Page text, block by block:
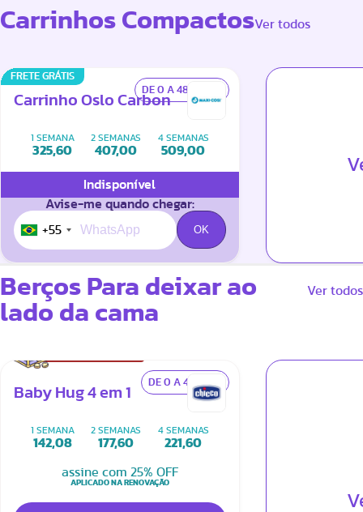
Carrinhos CompactosVer todos
FRETE GRÁTIS
DE 0 A 48 MESES
Carrinho Oslo Carbon
1 SEMANA
325,60
2 SEMANAS
407,00
4 SEMANAS
509,00
Indisponível
Avise-me quando chegar:
+55
Berços Para deixar ao
lado da cama
Ver todos
DE 0 A 4 MESES
Baby Hug 4 em 1
1 SEMANA
142,08
2 SEMANAS
177,60
4 SEMANAS
221,60
assine com 25% OFF
APLICADO NA RENOVAÇÃO